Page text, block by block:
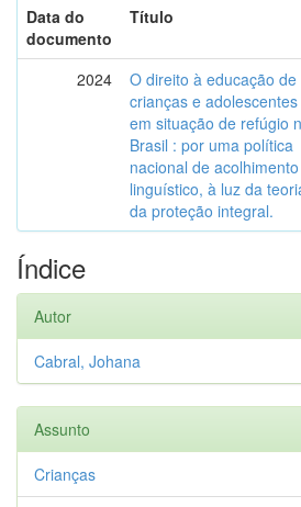
Data do
documento
Título
2024
O direito à educação de
crianças e adolescentes
em situação de refúgio
Brasil : por uma política
nacional de acolhimento
linguístico, à luz da
da proteção integral.
Índice
Autor
Cabral, Johana
Assunto
Crianças